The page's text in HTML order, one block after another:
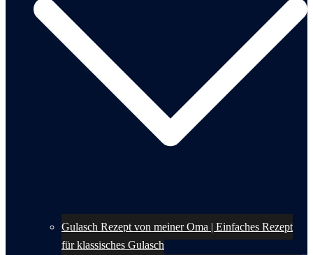
Gulasch Rezept von meiner Oma | Einfaches Rezept
für klassisches Gulasch